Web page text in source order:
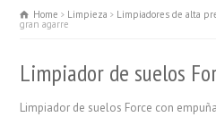
Home Limpieza Limpiadores de alta
gran agarre
Limpiador de suelos
Limpiador de suelos Force con